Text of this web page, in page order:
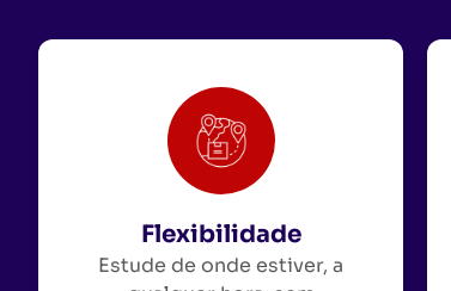
Flexibilidade
Estude de onde estiver, a